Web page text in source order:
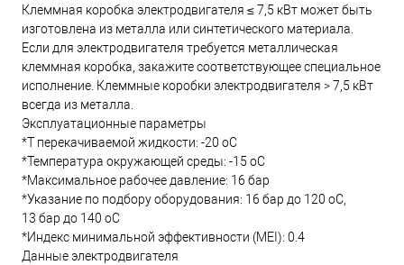
Клеммная коробка электродвигателя ≤ 7,5 кВт может быть
изготовлена из металла или синтетического материала.
Если для электродвигателя требуется металлическая
клеммная коробка, закажите соответствующее специальное
исполнение. Клеммные коробки электродвигателя > 7,5 кВт
всегда из металла.
Эксплуатационные параметры
*T перекачиваемой жидкости: -20 oC
*Температура окружающей среды: -15 oC
*Максимальное рабочее давление: 16 бар
*Указание по подбору оборудования: 16 бар до 120 oC,
13 бар до 140 oC
*Индекс минимальной эффективности (MEI): 0.4
Данные электродвигателя